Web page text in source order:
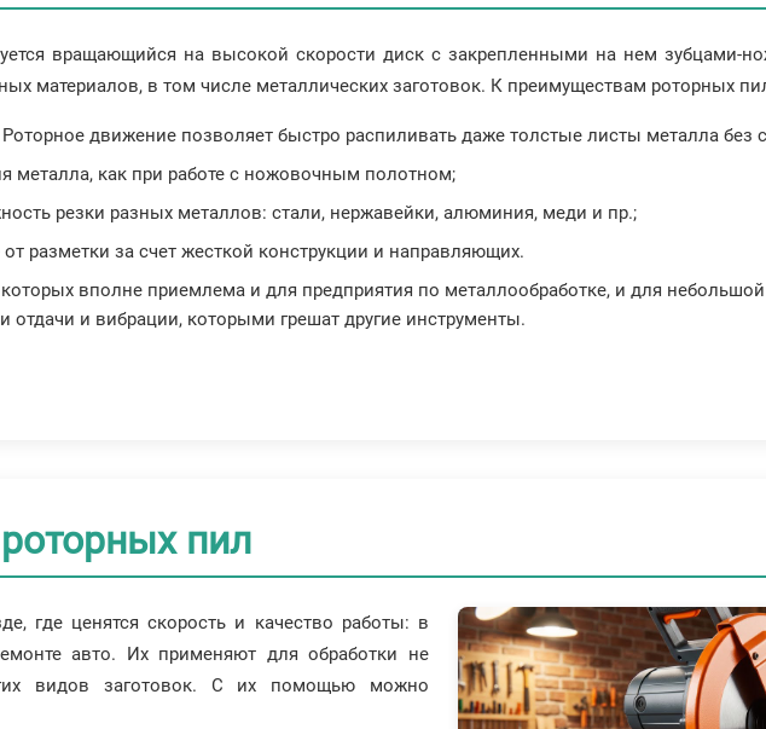
вращающийся на высокой скорости диск с закрепленными на нем зубцами-
материалов, в том числе металлических заготовок. К преимуществам роторных
Роторное движение позволяет быстро распиливать даже толстые листы металла без
металла, как при работе с ножовочным полотном;
резки разных металлов: стали, нержавейки, алюминия, меди и пр.;
разметки за счет жесткой конструкции и направляющих.
вполне приемлема и для предприятия по металлообработке, и для
отдачи и вибрации, которыми грешат другие инструменты.
пил
где ценятся скорость и качество работы: в
авто. Их применяют для обработки не
видов заготовок. С их помощью можно